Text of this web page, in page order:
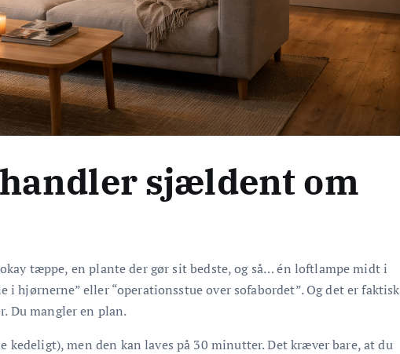
sjældent om
tæppe, en plante der gør sit bedste, og så… én loftlampe midt i
i hjørnerne” eller “operationsstue over sofabordet”. Og det er faktisk
Du mangler en plan.
kedeligt), men den kan laves på 30 minutter. Det kræver bare, at du